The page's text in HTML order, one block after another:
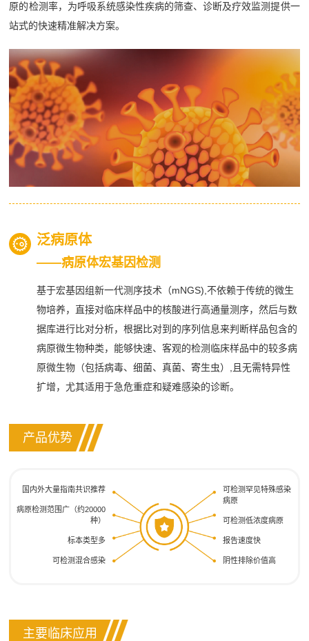
原的检测率，为呼吸系统感染性疾病的筛查、诊断及疗效监测提供一
站式的快速精准解决方案。
泛病原体
——病原体宏基因检测
基于宏基因组新一代测序技术（mNGS),不依赖于传统的微生
物培养，直接对临床样品中的核酸进行高通量测序，然后与数
据库进行比对分析，根据比对到的序列信息来判断样品包含的
病原微生物种类，能够快速、客观的检测临床样品中的较多病
原微生物（包括病毒、细菌、真菌、寄生虫）,且无需特异性
扩增，尤其适用于急危重症和疑难感染的诊断。
产品优势
国内外大量指南共识推荐
病原检测范围广（约20000
种）
标本类型多
可检测混合感染
可检测罕见特殊感染
病原
可检测低浓度病原
报告速度快
阴性排除价值高
主要临床应用